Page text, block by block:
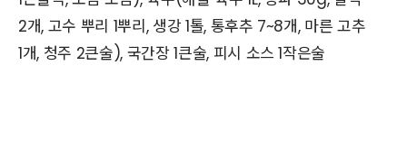
2개, 고수 뿌리 1뿌리, 생강 1톨, 통후추 7~8개, 마른 고추
1개, 청주 2큰술), 국간장 1큰술, 피시 소스 1작은술